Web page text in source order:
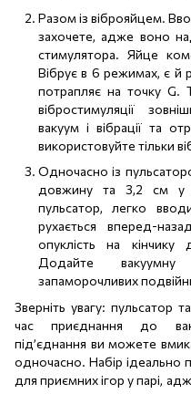
Разом із віброяйцем.
захочете, адже воно
стимулятора. Яйце
Вібрує в 6 режимах, є й
потрапляє на точку G.
вібростимуляції
вакуум і вібрації та
використовуйте тільки
Одночасно із
довжину та 3,2 см у
пульсатор, легко
рухається вперед-
опуклість на
Додайте
запаморочливих
Зверніть увагу: пульсатор
час приєднання до
під’єднання ви можете
одночасно. Набір ідеально
для приємних ігор у парі,